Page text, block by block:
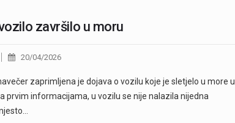
završilo u moru
20/04/2026
zaprimljena je dojava o vozilu koje je sletjelo u more u
prvim informacijama, u vozilu se nije nalazila nijedna